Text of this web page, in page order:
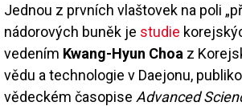
Jednou z prvních vlaštovek na poli
nádorových buněk je studie
vedením Kwang-Hyun Choa z
vědu a technologie v Daejonu,
vědeckém časopise Advanced